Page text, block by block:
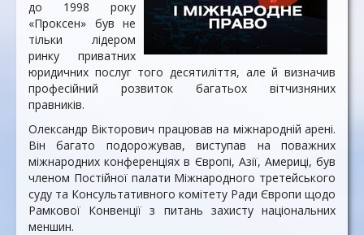
до 1998 року
«Проксен» був не
тільки лідером
ринку приватних
юридичних послуг того десятиліття, але й визначив
професійний розвиток багатьох вітчизняних
правників.
Олександр Вікторович працював на міжнародній арені.
Він багато подорожував, виступав на поважних
міжнародних конференціях в Європі, Азії, Америці, був
членом Постійної палати Міжнародного третейського
суду та Консультативного комітету Ради Європи щодо
Рамкової Конвенції з питань захисту національних
меншин.